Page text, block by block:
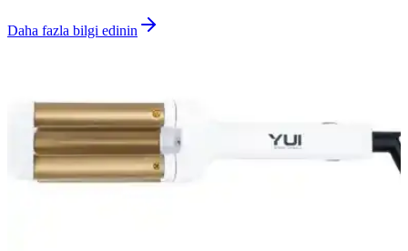
Daha fazla bilgi edinin